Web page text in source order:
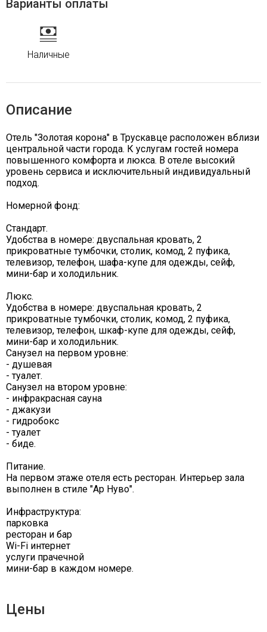
Варианты оплаты
Наличные
Описание
Отель "Золотая корона" в Трускавце расположен вблизи
центральной части города. К услугам гостей номера
повышенного комфорта и люкса. В отеле высокий
уровень сервиса и исключительный индивидуальный
подход.
Номерной фонд:
Стандарт.
Удобства в номере: двуспальная кровать, 2
прикроватные тумбочки, столик, комод, 2 пуфика,
телевизор, телефон, шафа-купе для одежды, сейф,
мини-бар и холодильник.
Люкс.
Удобства в номере: двуспальная кровать, 2
прикроватные тумбочки, столик, комод, 2 пуфика,
телевизор, телефон, шкаф-купе для одежды, сейф,
мини-бар и холодильник.
Санузел на первом уровне:
- душевая
- туалет.
Санузел на втором уровне:
- инфракрасная сауна
- джакузи
- гидробокс
- туалет
- биде.
Питание.
На первом этаже отеля есть ресторан. Интерьер зала
выполнен в стиле "Ар Нуво".
Инфраструктура:
парковка
ресторан и бар
Wi-Fi интернет
услуги прачечной
мини-бар в каждом номере.
Цены